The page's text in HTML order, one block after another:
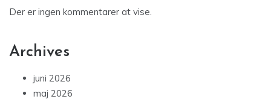
Der er ingen kommentarer at vise.
Archives
juni 2026
maj 2026